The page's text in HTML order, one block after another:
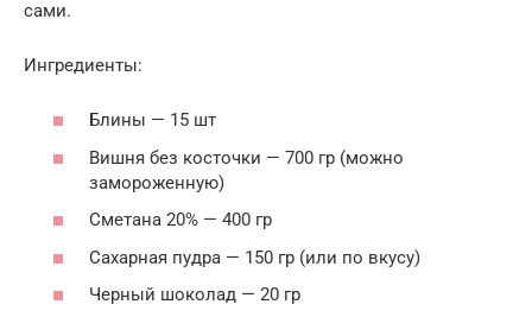
сами.
Ингредиенты:
Блины — 15 шт
Вишня без косточки — 700 гр (можно
замороженную)
Сметана 20% — 400 гр
Сахарная пудра — 150 гр (или по вкусу)
Черный шоколад — 20 гр